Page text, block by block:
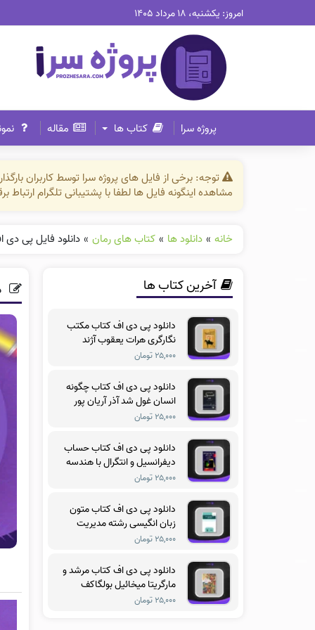
امروز: یکشنبه، ۱۸ مرداد ۱۴۰۵
پروژه سرا کتاب ها مقاله
توجه: برخی از فایل های پروژه سرا توسط کاربران
مشاهده اینگونه فایل ها لطفا با پشتیبانی تلگرام
خانه » دانلود ها » کتاب های رمان » دانلود فایل پی
آخرین کتاب ها
دانلود پی دی اف کتاب مکتب
نگارگری هرات یعقوب آژند
۲۵,۰۰۰ تومان
دانلود پی دی اف کتاب چگونه
انسان غول شد آذر آریان پور
۲۵,۰۰۰ تومان
دانلود پی دی اف کتاب حساب
دیفرانسیل و انتگرال با هندسه
تحلیلی جلد سوم ریچارد
۲۵,۰۰۰ تومان
دانلود پی دی اف کتاب متون
زبان انگیسی رشته مدیریت
آموزشی فریدون یزدانی
۲۵,۰۰۰ تومان
دانلود پی دی اف کتاب مرشد و
مارگریتا میخائیل بولگاکف
۲۵,۰۰۰ تومان